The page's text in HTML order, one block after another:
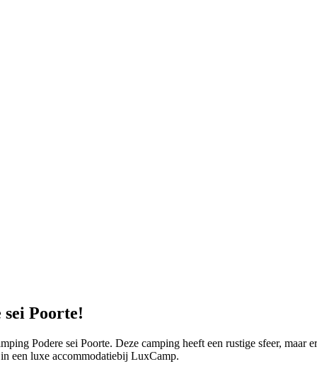
Poorte!
Podere sei Poorte. Deze camping heeft een rustige sfeer, maar
een luxe accommodatiebij LuxCamp.